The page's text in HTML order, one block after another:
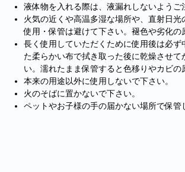
液体物を入れる際は、液漏れしないようご
火気の近くや高温多湿な場所や、直射日光
使用・保管は避けて下さい。褪色や劣化の
長く使用していただくために使用後は必ず
た柔らかい布で拭き取った後に乾燥させて
い。濡れたまま保管すると色移りやカビの
本来の用途以外に使用しないで下さい。
火のそばに置かないで下さい。
ペットやお子様の手の届かない場所で保管
**年末年始休業日のお知らせ**誠に勝手ではご
年12月31日～2025年1月5日まで休業させてい
荷は12月30日 13:00ご注文分まで、年始は1月6
す。休業期間中にいただきましたご注文やお問
しては、1月6日より順次対応させていただきま